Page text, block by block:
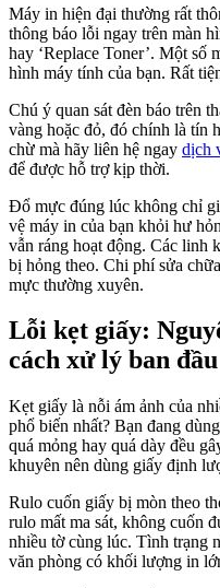
Máy in hiện đại thường rất
thông báo lỗi ngay trên màn
hay ‘Replace Toner’. Một số
hình máy tính của bạn. Rất
Chú ý quan sát đèn báo trên
vàng hoặc đỏ, đó chính là tín
chừ mà hãy liên hệ ngay dịch
để được hỗ trợ kịp thời.
Đổ mực đúng lúc không chỉ
vệ máy in của bạn khỏi hư
vẫn ráng hoạt động. Các linh
bị hỏng theo. Chi phí sửa
mực thường xuyên.
Lỗi kẹt giấy:
cách xử lý ban đầu
Kẹt giấy là nỗi ám ảnh của
phổ biến nhất? Bạn đang
quá mỏng hay quá dày đều
khuyên nên dùng giấy định
Rulo cuốn giấy bị mòn theo
rulo mất ma sát, không cuốn
nhiều tờ cùng lúc. Tình trạng
văn phòng có khối lượng in